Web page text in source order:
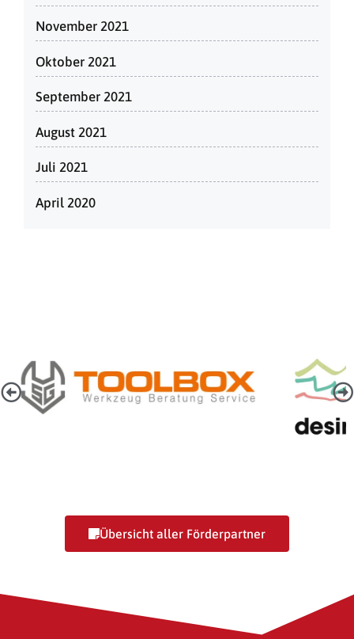
November 2021
Oktober 2021
September 2021
August 2021
Juli 2021
April 2020
Übersicht aller Förderpartner